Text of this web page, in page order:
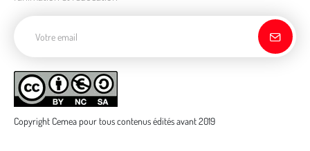
Copyright Cemea pour tous contenus édités avant 2019